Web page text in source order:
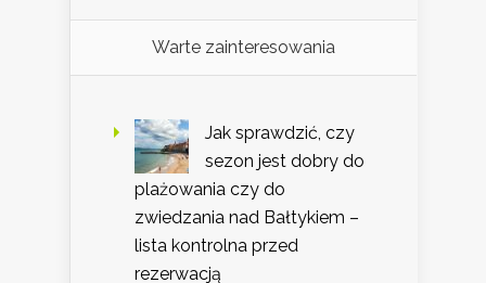
Warte zainteresowania
Jak sprawdzić, czy
sezon jest dobry do
plażowania czy do
zwiedzania nad Bałtykiem –
lista kontrolna przed
rezerwacją